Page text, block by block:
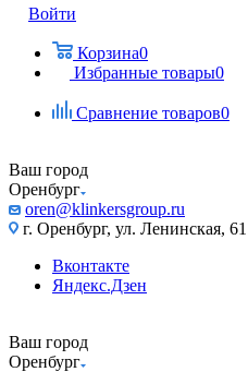
Войти
Корзина0
Избранные товары0
Сравнение товаров0
Ваш город
Оренбург
oren@klinkersgroup.ru
г. Оренбург, ул. Ленинская, 61
Вконтакте
Яндекс.Дзен
Ваш город
Оренбург